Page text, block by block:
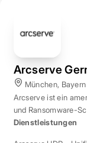
Arcserve
München,
Arcserve ist ein
und Ransomware-
Dienstleistungen